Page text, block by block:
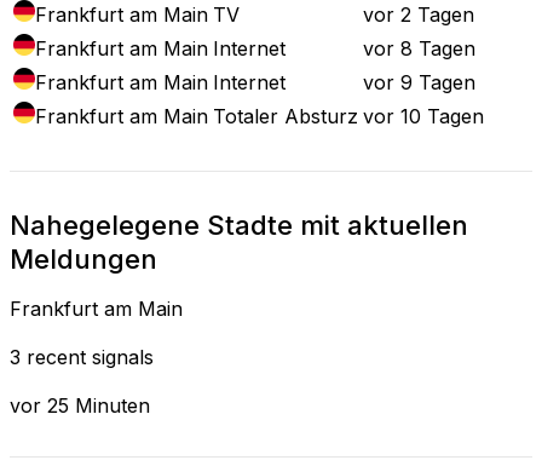
Frankfurt am Main TV
vor 2 Tagen
Frankfurt am Main Internet
vor 8 Tagen
Frankfurt am Main Internet
vor 9 Tagen
Frankfurt am Main Totaler Absturz vor 10 Tagen
Nahegelegene Stadte mit aktuellen
Meldungen
Frankfurt am Main
3 recent signals
vor 25 Minuten